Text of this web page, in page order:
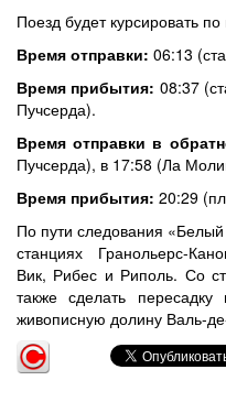
Поезд будет курсировать
Время отправки: 06:13
Время прибытия: 08:37
Пучсерда).
Время отправки в
Пучсерда), в 17:58 (Ла
Время прибытия: 20:29
По пути следования «Белый
станциях Гранольерс-
Вик, Рибес и Риполь. Со
также сделать
живописную долину Валь-